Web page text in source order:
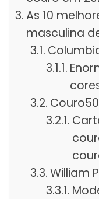
As 10
masculina
Couro50
William